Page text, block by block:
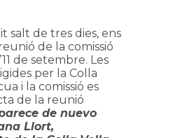
salt de tres dies, ens
de la comissió
de setembre. Les
per la Colla
i la comissió es
de la reunió
de nuevo
Llort,